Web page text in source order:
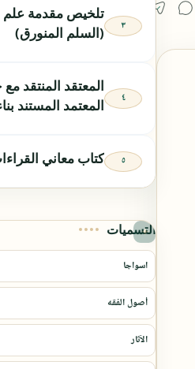
تلخيص مقدمة علم
(السلم المنورق)
المعتقد المنتقد
المعتمد المستند
كتاب معاني
التسميات